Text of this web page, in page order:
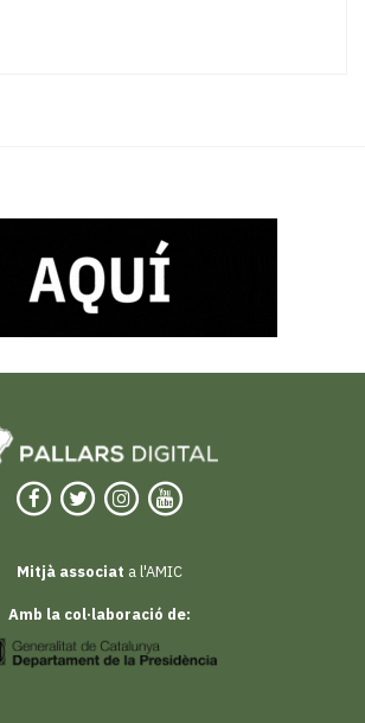
Mitjà associat a l'AMIC
Amb la col·laboració de: